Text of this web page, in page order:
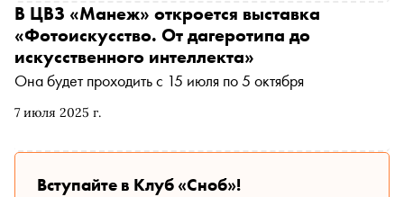
7 июля 2025 г.
В ЦВЗ «Манеж» откроется выставка
«Фотоискусство. От дагеротипа до
искусственного интеллекта»
Она будет проходить с 15 июля по 5 октября
Вступайте в Клуб «Сноб»!